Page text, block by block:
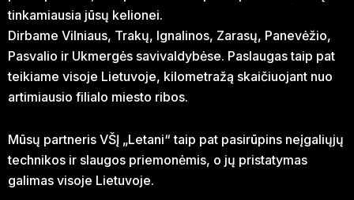
tinkamiausia jūsų kelionei.
Dirbame Vilniaus, Trakų, Ignalinos, Zarasų, Panevėžio,
Pasvalio ir Ukmergės savivaldybėse. Paslaugas taip pat
teikiame visoje Lietuvoje, kilometražą skaičiuojant nuo
artimiausio filialo miesto ribos.
Mūsų partneris VŠĮ „Letani“ taip pat pasirūpins neįgaliųjų
technikos ir slaugos priemonėmis, o jų pristatymas
galimas visoje Lietuvoje.